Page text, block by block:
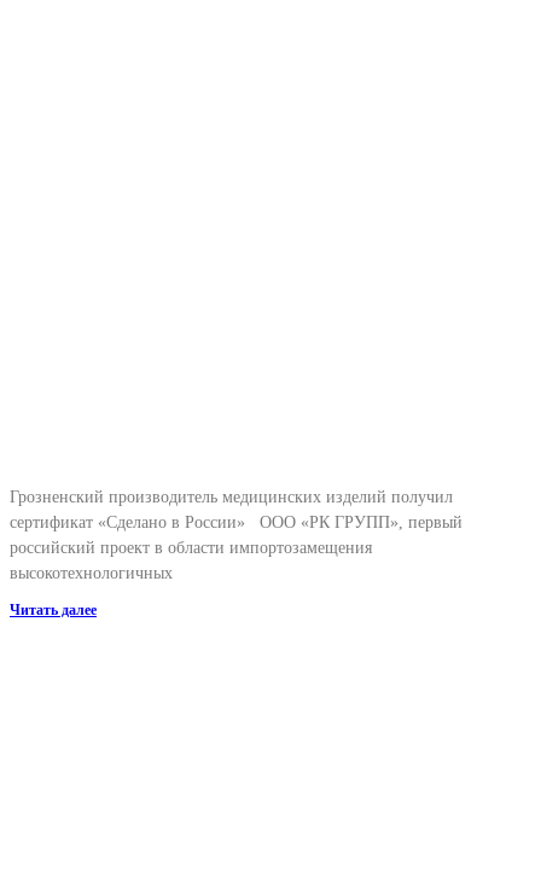
Грозненский производитель медицинских изделий получил
сертификат «Сделано в России» ООО «РК ГРУПП», первый
российский проект в области импортозамещения
высокотехнологичных
Читать далее